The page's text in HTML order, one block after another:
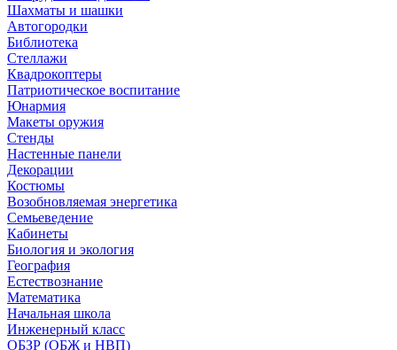
Шахматы и шашки
Автогородки
Библиотека
Стеллажи
Квадрокоптеры
Патриотическое воспитание
Юнармия
Макеты оружия
Стенды
Настенные панели
Декорации
Костюмы
Возобновляемая энергетика
Семьеведение
Кабинеты
Биология и экология
География
Естествознание
Математика
Начальная школа
Инженерный класс
ОБЗР (ОБЖ и НВП)